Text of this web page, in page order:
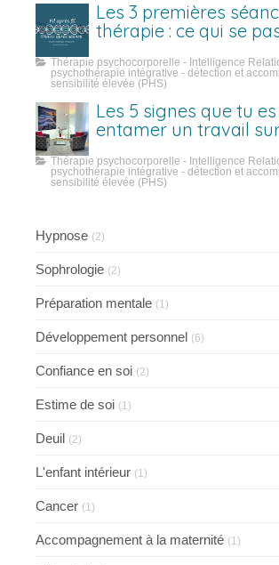
Les 3 premières
thérapie : ce qui se
Thérapie psychocorporelle - Intelligence
psychothérapie intégrative - détection et
sensibilité élevée (PHS)
Les 5 signes que tu es
entamer un travail
Thérapie psychocorporelle - Intelligence
psychothérapie intégrative - détection et
sensibilité élevée (PHS)
Hypnose (2)
Sophrologie (2)
Préparation mentale (1)
Développement personnel (6)
Confiance en soi (2)
Estime de soi (1)
Deuil (2)
L'enfant intérieur (1)
Cancer (1)
Accompagnement à la maternité (1)